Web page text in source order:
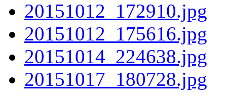
20151012_172910.jpg
20151012_175616.jpg
20151014_224638.jpg
20151017_180728.jpg